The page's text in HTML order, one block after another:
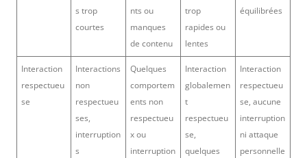
s trop
courtes
nts ou
manques
de contenu
trop
rapides ou
lentes
équilibrées
Interaction
respectueu
se
Interactions
non
respectueu
ses,
interruption
s
Quelques
comportem
ents non
respectueu
x ou
interruption
Interaction
globalemen
t
respectueu
se,
quelques
Interaction
respectueu
se, aucune
interruption
ni attaque
personnelle